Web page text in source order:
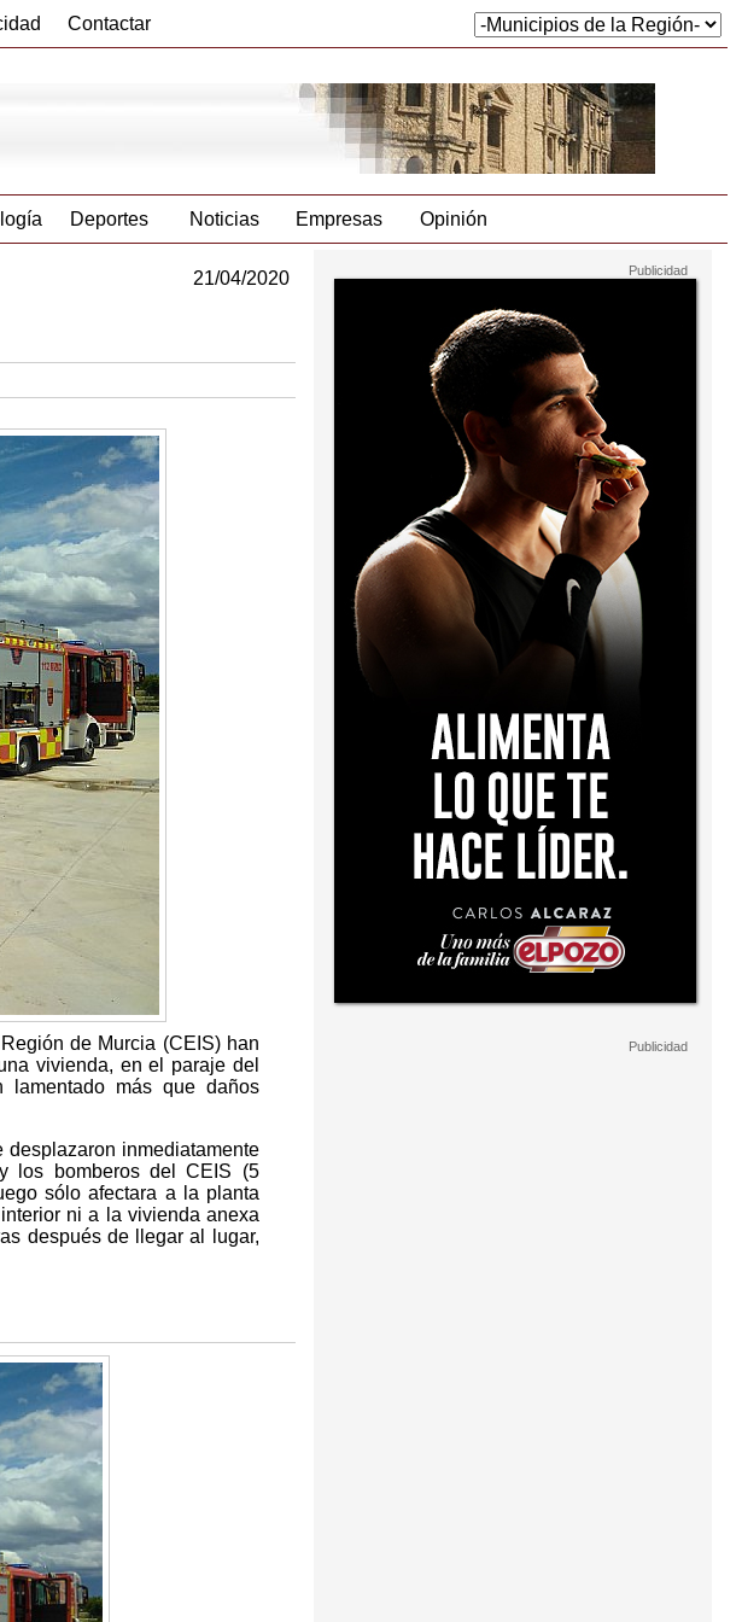
Contactar
Deportes Noticias Empresas Opinión
21/04/2020
de Murcia (CEIS) han
vivienda, en el paraje del
más que daños
inmediatamente
los bomberos del CEIS (5
sólo afectara a la planta
ni a la vivienda anexa
después de llegar al lugar,